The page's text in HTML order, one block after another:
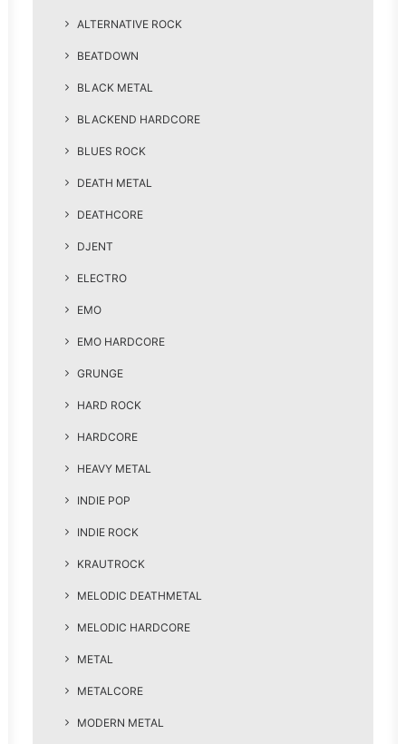
ALTERNATIVE ROCK
BEATDOWN
BLACK METAL
BLACKEND HARDCORE
BLUES ROCK
DEATH METAL
DEATHCORE
DJENT
ELECTRO
EMO
EMO HARDCORE
GRUNGE
HARD ROCK
HARDCORE
HEAVY METAL
INDIE POP
INDIE ROCK
KRAUTROCK
MELODIC DEATHMETAL
MELODIC HARDCORE
METAL
METALCORE
MODERN METAL